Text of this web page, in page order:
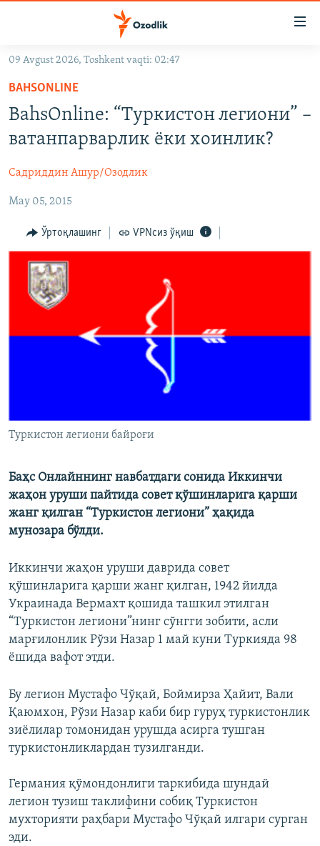
Асосий
навигацияга
ўтинг
Қидиришга
OZODVIDEO
На русском
ИЖТИМОИЙ ТАРМОҚЛАР
Озодлик бошқа тилларда
09 Avgust 2026, Toshkent vaqti: 02:47
BAHSONLINE
BahsOnline: “Туркистон легиони” –
ватанпарварлик ёки хоинлик?
Садриддин Ашур/Озодлик
May 05, 2015
Ўртоқлашинг VPNсиз ўқиш
Туркистон легиони байроғи
Баҳс Онлайннинг навбатдаги сонида Иккинчи
жаҳон уруши пайтида совет қўшинларига қарши
жанг қилган “Туркистон легиони” ҳақида
мунозара бўлди.
Иккинчи жаҳон уруши даврида совет
қўшинларига қарши жанг қилган, 1942 йилда
Украинада Вермахт қошида ташкил этилган
“Туркистон легиони”нинг сўнгги зобити, асли
марғилонлик Рўзи Назар 1 май куни Туркияда 98
ёшида вафот этди.
Бу легион Мустафо Чўқай, Боймирза Ҳайит, Вали
Қаюмхон, Рўзи Назар каби бир гуруҳ туркистонлик
зиёлилар томонидан урушда асирга тушган
туркистонликлардан тузилганди.
Германия қўмондонлиги таркибида шундай
легион тузиш таклифини собиқ Туркистон
мухторияти раҳбари Мустафо Чўқай илгари сурган
эди.